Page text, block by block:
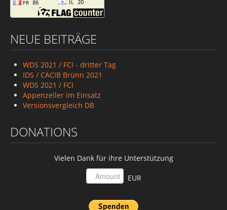
NEUE BEITRÄGE
WDS 2021 / FCI - dritter Tag
IDS / CACIB Brünn 2021
WDS 2021 / FCI
Appenzeller im Einsatz
Versionsvergleich DB
DONATIONS
Vielen Dank für ihre Unterstützung
EUR